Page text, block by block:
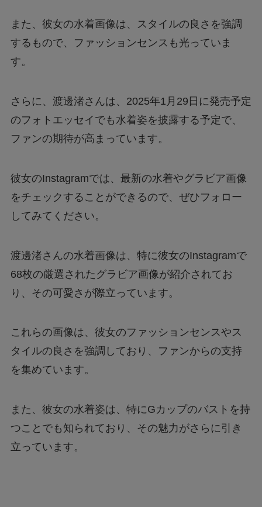
また、彼女の水着画像は、スタイルの良さを強調
するもので、ファッションセンスも光っていま
す。
さらに、渡邊渚さんは、2025年1月29日に発売予定
のフォトエッセイでも水着姿を披露する予定で、
ファンの期待が高まっています。
彼女のInstagramでは、最新の水着やグラビア画像
をチェックすることができるので、ぜひフォロー
してみてください。
渡邊渚さんの水着画像は、特に彼女のInstagramで
68枚の厳選されたグラビア画像が紹介されてお
り、その可愛さが際立っています。
これらの画像は、彼女のファッションセンスやス
タイルの良さを強調しており、ファンからの支持
を集めています。
また、彼女の水着姿は、特にGカップのバストを持
つことでも知られており、その魅力がさらに引き
立っています。